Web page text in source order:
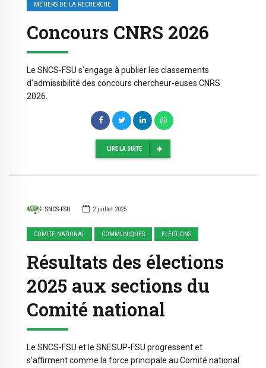
MÉTIERS DE LA RECHERCHE
Concours CNRS 2026
Le SNCS-FSU s'engage à publier les classements
d'admissibilité des concours chercheur-euses CNRS
2026.
LIRE LA SUITE
SNCS-FSU 2 juillet 2025
COMITE NATIONAL COMMUNIQUES ELECTIONS
Résultats des élections
2025 aux sections du
Comité national
Le SNCS-FSU et le SNESUP-FSU progressent et
s’affirment comme la force principale au Comité national